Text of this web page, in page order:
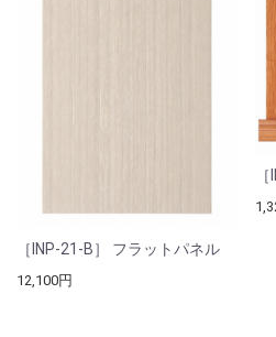
［INP-21-B］ フラットパネル
12,100円